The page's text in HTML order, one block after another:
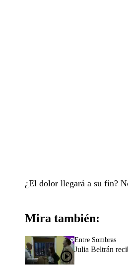
¿El dolor llegará a su fin?
Mira también:
Entre Sombras
Julia Beltrán